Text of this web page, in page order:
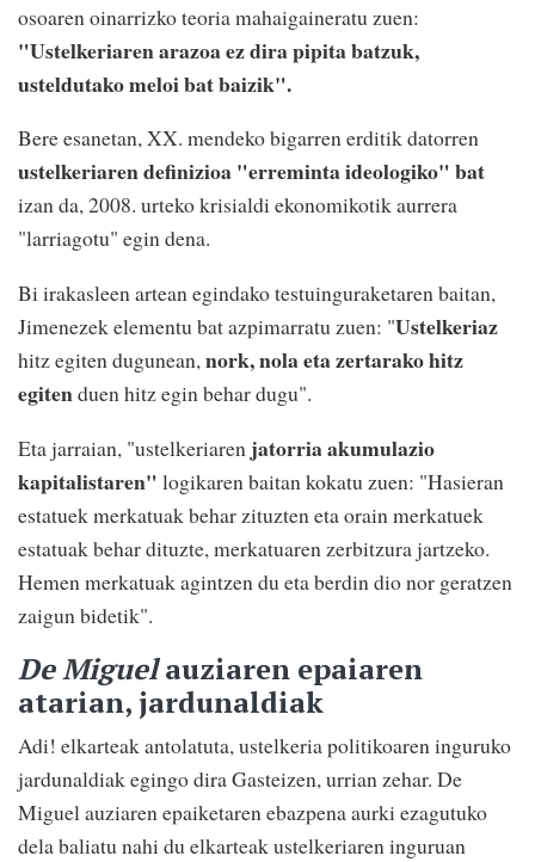
osoaren oinarrizko teoria mahaigaineratu zuen:
"Ustelkeriaren arazoa ez dira pipita batzuk,
usteldutako meloi bat baizik".
Bere esanetan, XX. mendeko bigarren erditik datorren
ustelkeriaren definizioa "erreminta ideologiko" bat
izan da, 2008. urteko krisialdi ekonomikotik aurrera
"larriagotu" egin dena.
Bi irakasleen artean egindako testuinguraketaren baitan,
Jimenezek elementu bat azpimarratu zuen: "Ustelkeriaz
hitz egiten dugunean,nork, nola eta zertarako hitz
egitenduen hitz egin behar dugu".
Eta jarraian, "ustelkeriaren jatorria akumulazio
kapitalistaren" logikaren baitan kokatu zuen: "Hasieran
estatuek merkatuak behar zituzten eta orain merkatuek
estatuak behar dituzte, merkatuaren zerbitzura jartzeko.
Hemen merkatuak agintzen du eta berdin dio nor geratzen
zaigun bidetik".
De Miguelauziaren epaiaren
atarian, jardunaldiak
Adi! elkarteak antolatuta, ustelkeria politikoaren inguruko
jardunaldiak egingo dira Gasteizen, urrian zehar. De
Miguel auziaren epaiketaren ebazpena aurki ezagutuko
dela baliatu nahi du elkarteak ustelkeriaren inguruan